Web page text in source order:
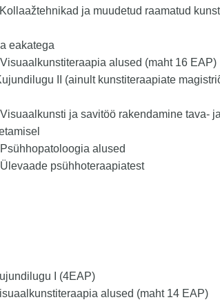
ja muudetud raamatud
eakatega
alused (maht 16 EAP)
II (ainult kunstiteraapiate
ja savitöö rakendamine tava- ja
alused
psühhoteraapiatest
I (4EAP)
alused (maht 14 EAP)